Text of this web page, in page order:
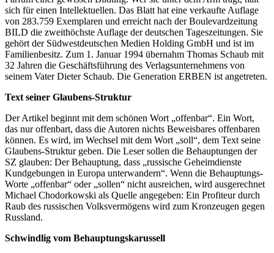
sich für einen Intellektuellen. Das Blatt hat eine verkaufte Auflage
von 283.759 Exemplaren und erreicht nach der Boulevardzeitung
BILD die zweithöchste Auflage der deutschen Tageszeitungen. Sie
gehört der Südwestdeutschen Medien Holding GmbH und ist im
Familienbesitz. Zum 1. Januar 1994 übernahm Thomas Schaub mit
32 Jahren die Geschäftsführung des Verlagsunternehmens von
seinem Vater Dieter Schaub. Die Generation ERBEN ist angetreten.
Text seiner Glaubens-Struktur
Der Artikel beginnt mit dem schönen Wort „offenbar“. Ein Wort,
das nur offenbart, dass die Autoren nichts Beweisbares offenbaren
können. Es wird, im Wechsel mit dem Wort „soll“, dem Text seine
Glaubens-Struktur geben. Die Leser sollen die Behauptungen der
SZ glauben: Der Behauptung, dass „russische Geheimdienste
Kundgebungen in Europa unterwandern“. Wenn die Behauptungs-
Worte „offenbar“ oder „sollen“ nicht ausreichen, wird ausgerechnet
Michael Chodorkowski als Quelle angegeben: Ein Profiteur durch
Raub des russischen Volksvermögens wird zum Kronzeugen gegen
Russland.
Schwindlig vom Behauptungskarussell